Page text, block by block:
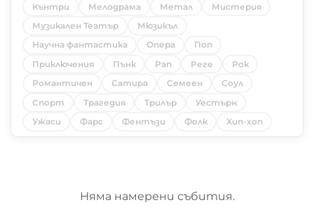
Кънтри
Мелодрама Метал
Мистерия
Музикален Театър
Мюзикъл
Научна фантастика
Опера
Поп
Приключения
Пънк Рап Реге
Рок
Романтичен
Сатира Семеен
Соул
Спорт
Трагедия Трилър
Уестърн
Ужаси
Фарс Фентъзи Фолк Хип-хоп
Няма намерени събития.